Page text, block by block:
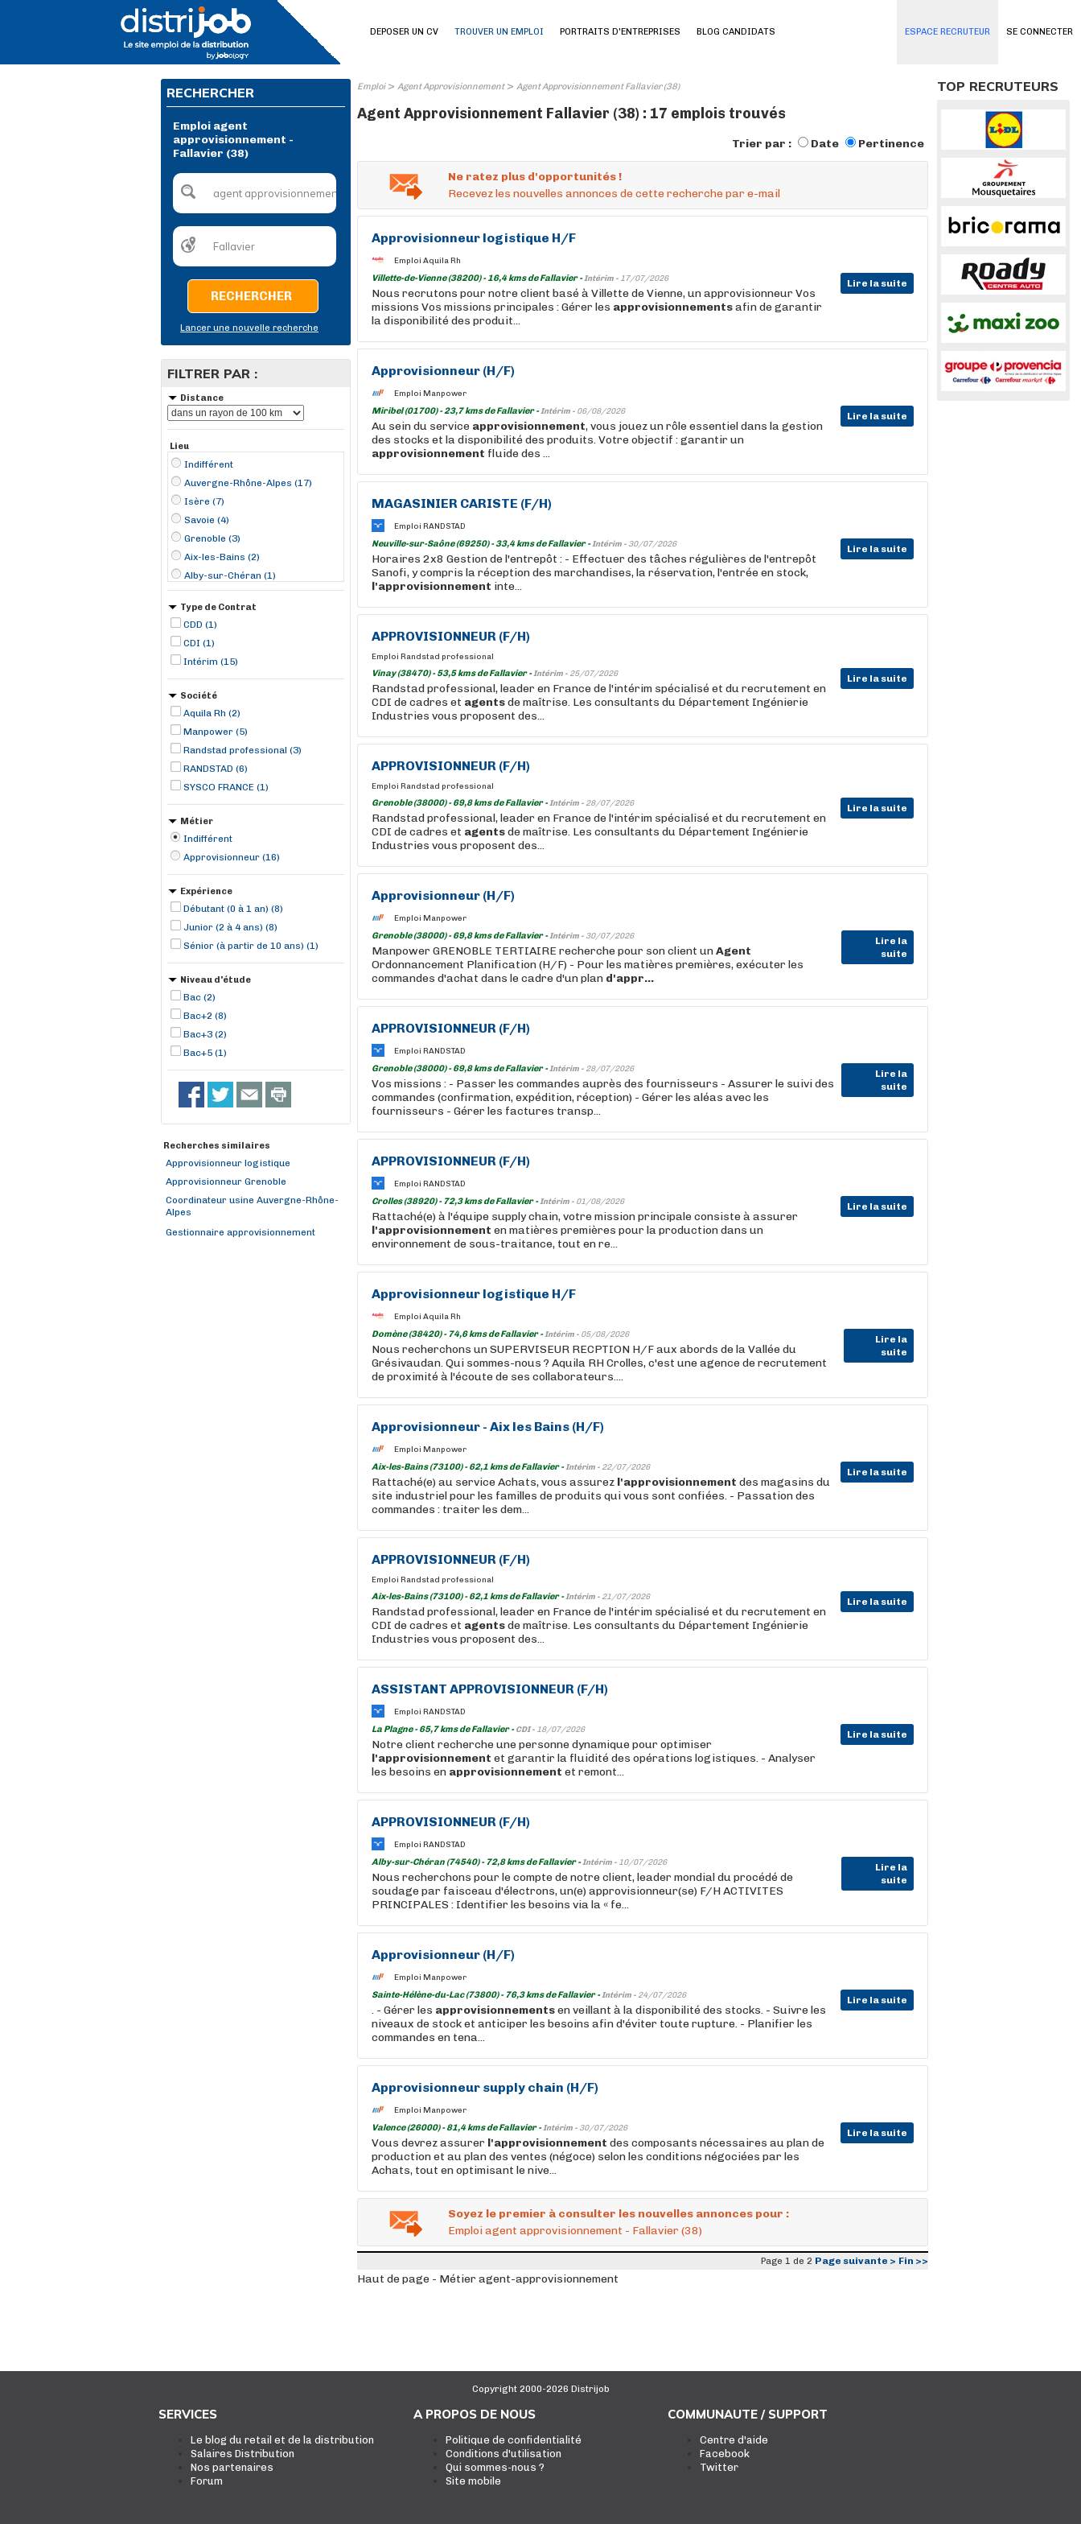
SE CONNECTER
DEPOSER UN CV TROUVER UN EMPLOI PORTRAITS D'ENTREPRISES BLOG CANDIDATS ESPACE RECRUTEUR
RECHERCHER
Emploi agent
approvisionnement -
Fallavier (38)
RECHERCHER
Lancer une nouvelle recherche
FILTRER PAR :
Distance
Lieu
Indifférent
Auvergne-Rhône-Alpes (17)
Isère (7)
Savoie (4)
Grenoble (3)
Aix-les-Bains (2)
Alby-sur-Chéran (1)
Annecy (1)
Crolles (1)
Domène (1)
La Plagne (1)
Miribel (1)
Type de Contrat
CDD (1)
CDI (1)
Intérim (15)
Société
Aquila Rh (2)
Manpower (5)
Randstad professional (3)
RANDSTAD (6)
SYSCO FRANCE (1)
Métier
Indifférent
Approvisionneur (16)
Expérience
Débutant (0 à 1 an) (8)
Junior (2 à 4 ans) (8)
Sénior (à partir de 10 ans) (1)
Niveau d'étude
Bac (2)
Bac+2 (8)
Bac+3 (2)
Bac+5 (1)
Recherches similaires
Approvisionneur logistique
Approvisionneur Grenoble
Coordinateur usine Auvergne-Rhône-
Alpes
Gestionnaire approvisionnement
Emploi> Agent Approvisionnement> Agent Approvisionnement Fallavier (38)
Agent Approvisionnement Fallavier (38) : 17 emplois trouvés
Trier par : Date Pertinence
Ne ratez plus d'opportunités !
Recevez les nouvelles annonces de cette recherche par e-mail
Approvisionneur logistique H/F
Emploi Aquila Rh
Villette-de-Vienne (38200) - 16,4 kms de Fallavier -Intérim - 17/07/2026 Lire la suite
Nous recrutons pour notre client basé à Villette de Vienne, un approvisionneur Vos
missions Vos missions principales : Gérer les approvisionnementsafin de garantir
la disponibilité des produit...
Approvisionneur (H/F)
Emploi Manpower
Miribel (01700) - 23,7 kms de Fallavier -Intérim - 06/08/2026 Lire la suite
Au sein du service approvisionnement, vous jouez un rôle essentiel dans la gestion
des stocks et la disponibilité des produits. Votre objectif : garantir un
approvisionnement fluide des ...
MAGASINIER CARISTE (F/H)
Emploi RANDSTAD
Neuville-sur-Saône (69250) - 33,4 kms de Fallavier -Intérim - 30/07/2026 Lire la suite
Horaires 2x8 Gestion de l'entrepôt : - Effectuer des tâches régulières de l'entrepôt
Sanofi, y compris la réception des marchandises, la réservation, l'entrée en stock,
l'approvisionnement inte...
APPROVISIONNEUR (F/H)
Emploi Randstad professional
Vinay (38470) - 53,5 kms de Fallavier -Intérim - 25/07/2026 Lire la suite
Randstad professional, leader en France de l'intérim spécialisé et du recrutement en
CDI de cadres et agentsde maîtrise. Les consultants du Département Ingénierie
Industries vous proposent des...
APPROVISIONNEUR (F/H)
Emploi Randstad professional
Grenoble (38000) - 69,8 kms de Fallavier -Intérim - 28/07/2026 Lire la suite
Randstad professional, leader en France de l'intérim spécialisé et du recrutement en
CDI de cadres et agentsde maîtrise. Les consultants du Département Ingénierie
Industries vous proposent des...
Approvisionneur (H/F)
Emploi Manpower
Grenoble (38000) - 69,8 kms de Fallavier -Intérim - 30/07/2026
Lire la
suite
Manpower GRENOBLE TERTIAIRE recherche pour son client unAgent
Ordonnancement Planification (H/F) - Pour les matières premières, exécuter les
commandes d'achat dans le cadre d'un plan d'appr...
APPROVISIONNEUR (F/H)
Emploi RANDSTAD
Grenoble (38000) - 69,8 kms de Fallavier -Intérim - 28/07/2026
Lire la
suite
Vos missions : - Passer les commandes auprès des fournisseurs - Assurer le suivi des
commandes (confirmation, expédition, réception) - Gérer les aléas avec les
fournisseurs - Gérer les factures transp...
APPROVISIONNEUR (F/H)
Emploi RANDSTAD
Crolles (38920) - 72,3 kms de Fallavier -Intérim - 01/08/2026 Lire la suite
Rattaché(e) à l'équipe supply chain, votre mission principale consiste à assurer
l'approvisionnement en matières premières pour la production dans un
environnement de sous-traitance, tout en re...
Approvisionneur logistique H/F
Emploi Aquila Rh
Domène (38420) - 74,6 kms de Fallavier -Intérim - 05/08/2026
Lire la
suite
Nous recherchons un SUPERVISEUR RECPTION H/F aux abords de la Vallée du
Grésivaudan. Qui sommes-nous ? Aquila RH Crolles, c'est une agence de recrutement
de proximité à l'écoute de ses collaborateurs....
Approvisionneur - Aix les Bains (H/F)
Emploi Manpower
Aix-les-Bains (73100) - 62,1 kms de Fallavier -Intérim - 22/07/2026 Lire la suite
Rattaché(e) au service Achats, vous assurez l'approvisionnement des magasins du
site industriel pour les familles de produits qui vous sont confiées. - Passation des
commandes : traiter les dem...
APPROVISIONNEUR (F/H)
Emploi Randstad professional
Aix-les-Bains (73100) - 62,1 kms de Fallavier -Intérim - 21/07/2026 Lire la suite
Randstad professional, leader en France de l'intérim spécialisé et du recrutement en
CDI de cadres et agentsde maîtrise. Les consultants du Département Ingénierie
Industries vous proposent des...
ASSISTANT APPROVISIONNEUR (F/H)
Emploi RANDSTAD
La Plagne - 65,7 kms de Fallavier -CDI - 18/07/2026 Lire la suite
Notre client recherche une personne dynamique pour optimiser
l'approvisionnement et garantir la fluidité des opérations logistiques. - Analyser
les besoins en approvisionnement et remont...
APPROVISIONNEUR (F/H)
Emploi RANDSTAD
Alby-sur-Chéran (74540) - 72,8 kms de Fallavier -Intérim - 10/07/2026
Lire la
suite
Nous recherchons pour le compte de notre client, leader mondial du procédé de
soudage par faisceau d'électrons, un(e) approvisionneur(se) F/H ACTIVITES
PRINCIPALES : Identifier les besoins via la « fe...
Approvisionneur (H/F)
Emploi Manpower
Sainte-Hélène-du-Lac (73800) - 76,3 kms de Fallavier -Intérim - 24/07/2026 Lire la suite
. - Gérer les approvisionnementsen veillant à la disponibilité des stocks. - Suivre les
niveaux de stock et anticiper les besoins afin d'éviter toute rupture. - Planifier les
commandes en tena...
Approvisionneur supply chain (H/F)
Emploi Manpower
Valence (26000) - 81,4 kms de Fallavier -Intérim - 30/07/2026 Lire la suite
Vous devrez assurer l'approvisionnement des composants nécessaires au plan de
production et au plan des ventes (négoce) selon les conditions négociées par les
Achats, tout en optimisant le nive...
Soyez le premier à consulter les nouvelles annonces pour :
Emploi agent approvisionnement - Fallavier (38)
Page 1 de 2 Page suivante > Fin >>
Haut de page - Métier agent-approvisionnement
TOP RECRUTEURS
Copyright 2000-2026 Distrijob
SERVICES
Le blog du retail et de la distribution
Salaires Distribution
Nos partenaires
Forum
A PROPOS DE NOUS
Politique de confidentialité
Conditions d'utilisation
Qui sommes-nous ?
Site mobile
COMMUNAUTE / SUPPORT
Centre d'aide
Facebook
Twitter